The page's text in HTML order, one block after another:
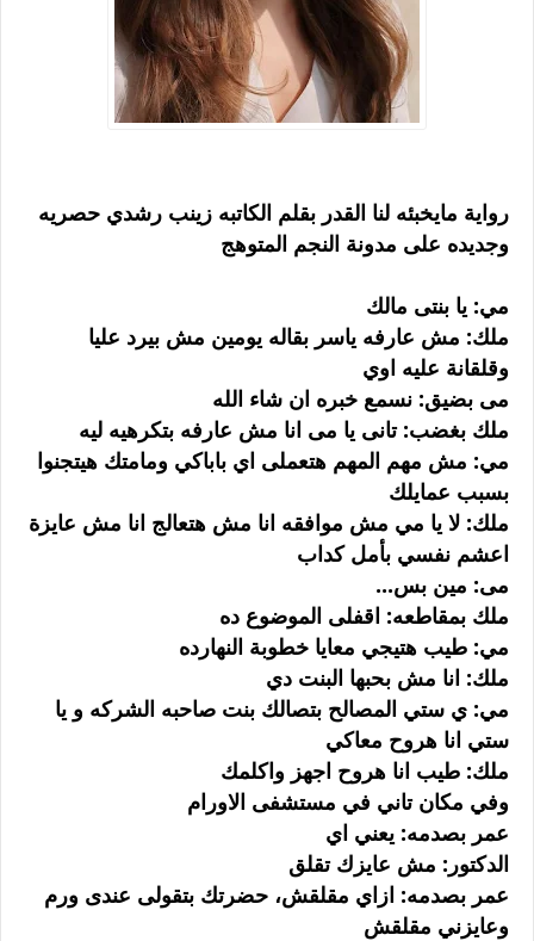
رواية مايخبئه لنا القدر بقلم الكاتبه زينب رشدي حصريه
وجديده على مدونة النجم المتوهج
مي: يا بنتى مالك
ملك: مش عارفه ياسر بقاله يومين مش بيرد عليا
وقلقانة عليه اوي
مى بضيق: نسمع خبره ان شاء الله
ملك بغضب: تانى يا مى انا مش عارفه بتكرهيه ليه
مي: مش مهم المهم هتعملى اي باباكي ومامتك هيتجنوا
بسبب عمايلك
ملك: لا يا مي مش موافقه انا مش هتعالج انا مش عايزة
اعشم نفسي بأمل كداب
مى: مين بس...
ملك بمقاطعه: اقفلى الموضوع ده
مي: طيب هتيجي معايا خطوبة النهارده
ملك: انا مش بحبها البنت دي
مي: ي ستي المصالح بتصالك بنت صاحبه الشركه و يا
ستي انا هروح معاكي
ملك: طيب انا هروح اجهز واكلمك
وفي مكان تاني في مستشفى الاورام
عمر بصدمه: يعني اي
الدكتور: مش عايزك تقلق
عمر بصدمه: ازاي مقلقش، حضرتك بتقولى عندى ورم
وعايزني مقلقش